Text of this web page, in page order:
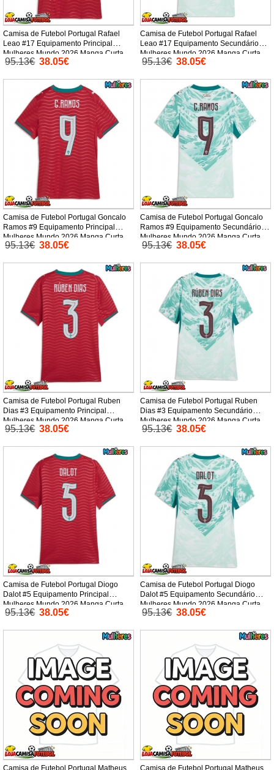
Camisa de Futebol Portugal Rafael
Leao #17 Equipamento Principal
Mulheres Mundo 2026 Manga Curta
95.13€ 38.05€
Camisa de Futebol Portugal Rafael
Leao #17 Equipamento Secundário
Mulheres Mundo 2026 Manga Curta
95.13€ 38.05€
Camisa de Futebol Portugal Goncalo
Ramos #9 Equipamento Principal
Mulheres Mundo 2026 Manga Curta
95.13€ 38.05€
Camisa de Futebol Portugal Goncalo
Ramos #9 Equipamento Secundário
Mulheres Mundo 2026 Manga Curta
95.13€ 38.05€
Camisa de Futebol Portugal Ruben
Dias #3 Equipamento Principal
Mulheres Mundo 2026 Manga Curta
95.13€ 38.05€
Camisa de Futebol Portugal Ruben
Dias #3 Equipamento Secundário
Mulheres Mundo 2026 Manga Curta
95.13€ 38.05€
Camisa de Futebol Portugal Diogo
Dalot #5 Equipamento Principal
Mulheres Mundo 2026 Manga Curta
95.13€ 38.05€
Camisa de Futebol Portugal Diogo
Dalot #5 Equipamento Secundário
Mulheres Mundo 2026 Manga Curta
95.13€ 38.05€
Camisa de Futebol Portugal Matheus
Camisa de Futebol Portugal Matheus